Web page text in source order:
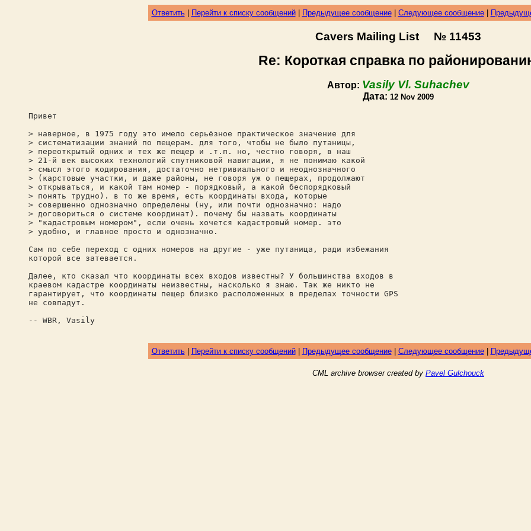
Ответить| Перейти к списку сообщений| Предыдущее сообщение| Следующее сообщение|
Cavers Mailing List № 11453
Re: Короткая справка по
Автор: Vasily Vl. Suhachev
Дата: 12 Nov 2009
Привет
> наверное, в 1975 году это имело серьёзное практическое значение для
> систематизации знаний по пещерам. для того, чтобы не было путаницы,
> переоткрытый одних и тех же пещер и .т.п. но, честно говоря, в наш
> 21-й век высоких технологий спутниковой навигации, я не понимаю какой
> смысл этого кодирования, достаточно нетривиального и неоднозначного
> (карстовые участки, и даже районы, не говоря уж о пещерах, продолжают
> открываться, и какой там номер - порядковый, а какой беспорядковый
> понять трудно). в то же время, есть координаты входа, которые
> совершенно однозначно определены (ну, или почти однозначно: надо
> договориться о системе координат). почему бы назвать координаты
> "кадастровым номером", если очень хочется кадастровый номер. это
> удобно, и главное просто и однозначно.
Сам по себе переход с одних номеров на другие - уже путаница, ради избежания
которой все затевается.
Далее, кто сказал что координаты всех входов известны? У большинства входов в
краевом кадастре координаты неизвестны, насколько я знаю. Так же никто не
гарантирует, что координаты пещер близко расположенных в пределах точности GPS
не совпадут.
-- WBR, Vasily
Ответить| Перейти к списку сообщений| Предыдущее сообщение| Следующее сообщение|
CML archive browser created by Pavel Gulchouck